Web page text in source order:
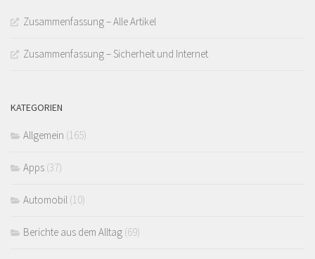
Zusammenfassung – Alle Artikel
Zusammenfassung – Sicherheit und Internet
KATEGORIEN
Allgemein (165)
Apps (37)
Automobil (10)
Berichte aus dem Alltag (69)